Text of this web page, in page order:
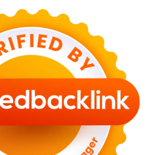
Softlens untuk Mata yang Jarang
Lakukan Manajemen Beban
PLTGU
INVESTASI
Dunia Hari Ini Naik, WTI dan Brent
Menguat
Marauders, Misteri Perampokan